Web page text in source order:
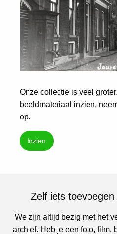
Onze collectie is veel
beeldmateriaal inzien,
op.
Inzien
Zelf iets
We zijn altijd bezig met het
archief. Heb je een foto, film,